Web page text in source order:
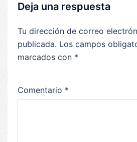
Deja una respuesta
Tu dirección de correo
publicada. Los campos
marcados con *
Comentario *